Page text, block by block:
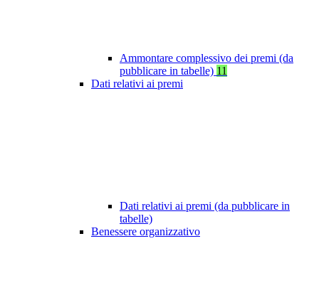
Ammontare complessivo dei premi (da
pubblicare in tabelle) 11
Dati relativi ai premi
Dati relativi ai premi (da pubblicare in
tabelle)
Benessere organizzativo